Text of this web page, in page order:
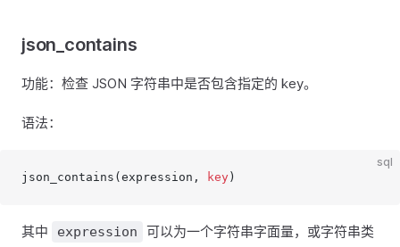
json_contains
功能：检查 JSON 字符串中是否包含指定的 key。
语法：
sql
json_contains(expression,
key )
其中 expression
可以为一个字符串字面量，或字符串类